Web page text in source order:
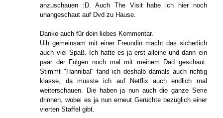
anzuschauen :D. Auch The Visit habe ich hier noch
unangeschaut auf Dvd zu Hause.
Danke auch für dein liebes Kommentar.
Uih gemeinsam mit einer Freundin macht das sicherlich
auch viel Spaß. Ich hatte es ja erst alleine und dann ein
paar der Folgen noch mal mit meinem Dad geschaut.
Stimmt "Hannibal" fand ich deshalb damals auch richtig
klasse, da müsste ich auf Netflix auch endlich mal
weiterschauen. Die haben ja nun auch die ganze Serie
drinnen, wobei es ja nun erneut Gerüchte bezüglich einer
vierten Staffel gibt.